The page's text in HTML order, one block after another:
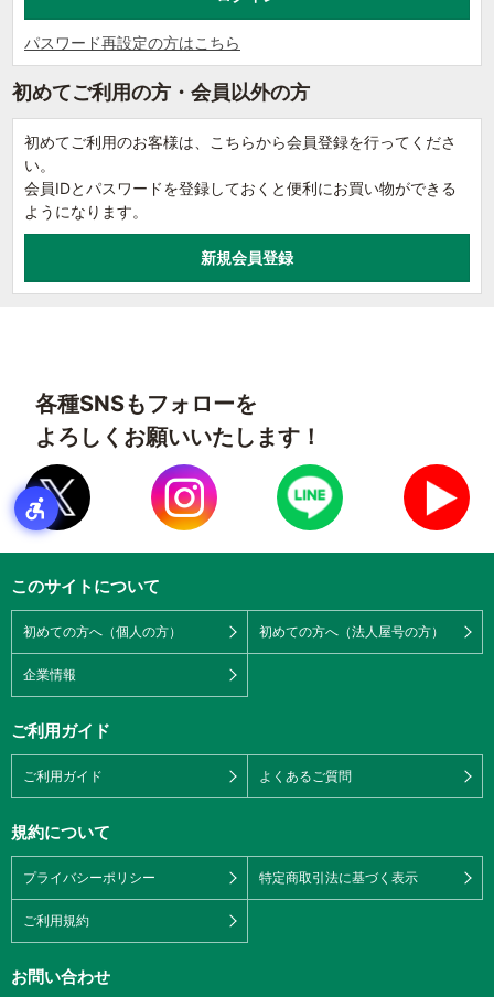
パスワード再設定の方はこちら
初めてご利用の方・会員以外の方
初めてご利用のお客様は、こちらから会員登録を行ってくださ
い。
会員IDとパスワードを登録しておくと便利にお買い物ができる
ようになります。
各種SNSもフォローを
よろしくお願いいたします！
このサイトについて
初めての方へ（個人の方） 初めての方へ（法人屋号の方）
企業情報
ご利用ガイド
ご利用ガイド よくあるご質問
規約について
プライバシーポリシー 特定商取引法に基づく表示
ご利用規約
お問い合わせ